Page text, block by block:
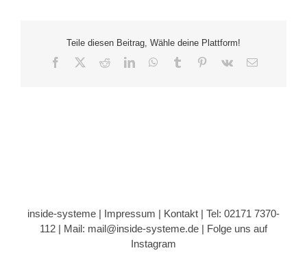
Teile diesen Beitrag, Wähle deine Plattform!
Facebook RedditLinkedInWhatsApp
Tumblr Pinterest
Vk
E-
inside-systeme | Impressum | Kontakt | Tel: 02171 7370-
112 | Mail: mail@inside-systeme.de | Folge uns auf
Instagram